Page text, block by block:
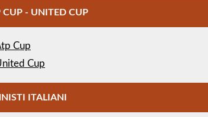
CUP - UNITED CUP
Cup
Cup
ITALIANI